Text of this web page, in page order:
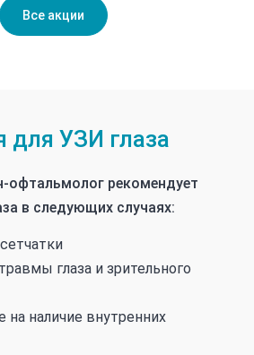
Все акции
для УЗИ глаза
офтальмолог рекомендует
в следующих случаях:
глаза и зрительного
на наличие внутренних